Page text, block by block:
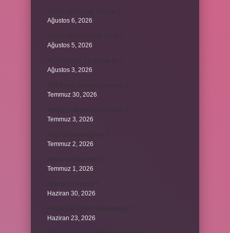
Ağustos 6, 2026
Ağustos 5, 2026
Ağustos 3, 2026
Temmuz 30, 2026
Temmuz 3, 2026
Temmuz 2, 2026
Temmuz 1, 2026
Haziran 30, 2026
Haziran 23, 2026